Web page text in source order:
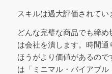
スキルは過大評価されてい
どんな完璧な商品でも締
は会社を潰します。時間
ほうがより価値があるの
は「ミニマル・バイアブ